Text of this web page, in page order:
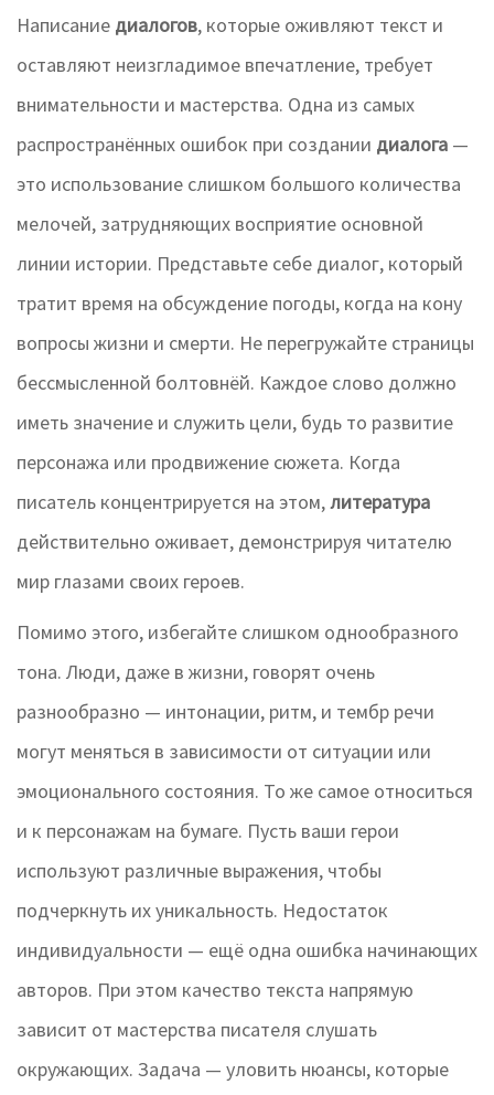
Написание диалогов, которые оживляют текст и
оставляют неизгладимое впечатление, требует
внимательности и мастерства. Одна из самых
распространённых ошибок при создании диалога —
это использование слишком большого количества
мелочей, затрудняющих восприятие основной
линии истории. Представьте себе диалог, который
тратит время на обсуждение погоды, когда на кону
вопросы жизни и смерти. Не перегружайте страницы
бессмысленной болтовнёй. Каждое слово должно
иметь значение и служить цели, будь то развитие
персонажа или продвижение сюжета. Когда
писатель концентрируется на этом,литература
действительно оживает, демонстрируя читателю
мир глазами своих героев.
Помимо этого, избегайте слишком однообразного
тона. Люди, даже в жизни, говорят очень
разнообразно — интонации, ритм, и тембр речи
могут меняться в зависимости от ситуации или
эмоционального состояния. То же самое относиться
и к персонажам на бумаге. Пусть ваши герои
используют различные выражения, чтобы
подчеркнуть их уникальность. Недостаток
индивидуальности — ещё одна ошибка начинающих
авторов. При этом качество текста напрямую
зависит от мастерства писателя слушать
окружающих. Задача — уловить нюансы, которые